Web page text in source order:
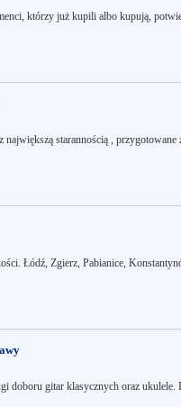
którzy już kupili albo kupują,
starannością , przygotowane
Łódź, Zgierz, Pabianice,
doboru gitar klasycznych oraz